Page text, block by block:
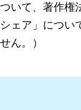
いて、著作
ェア」につ
ん。）